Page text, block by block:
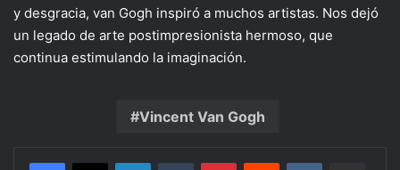
y desgracia, van Gogh inspiró a muchos artistas. Nos dejó
un legado de arte postimpresionista hermoso, que
continua estimulando la imaginación.
Vincent Van Gogh
LinkedInTumblr PinterestReddit VKontakte